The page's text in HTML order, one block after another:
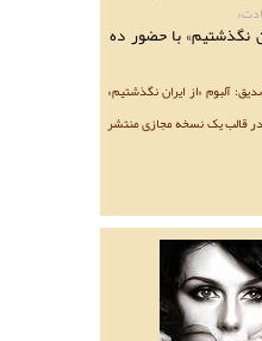
نگذشتیم» با حضور ده
آلبوم «از ایران نگذشتیم»
در قالب یک نسخه مجازی منتشر